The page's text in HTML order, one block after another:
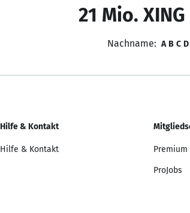
21 Mio.
Nachname: A B C D
Hilfe & Kontakt
Hilfe & Kontakt Premium
ProJobs